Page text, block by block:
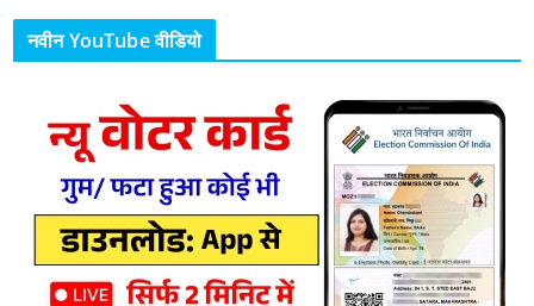
नवीन YouTube वीडियो